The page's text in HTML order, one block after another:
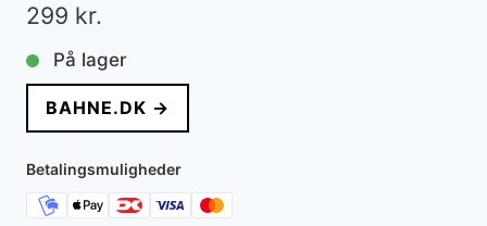
299 kr.
På lager
BAHNE.DK →
Betalingsmuligheder